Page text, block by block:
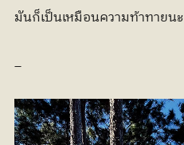
มันก็เป็นเหมือนความท้าทายนะ
_